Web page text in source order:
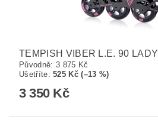
TEMPISH VIBER L.E. 90 LADY
Původně: 3 875 Kč
Ušetříte:525 Kč (–13 %)
3 350 Kč